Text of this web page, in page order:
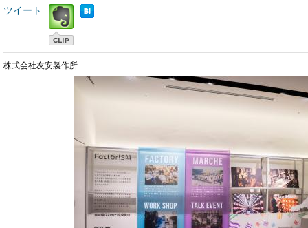
ツイート
株式会社友安製作所